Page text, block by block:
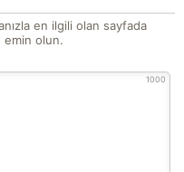
en ilgili olan sayfada
emin olun.
1000